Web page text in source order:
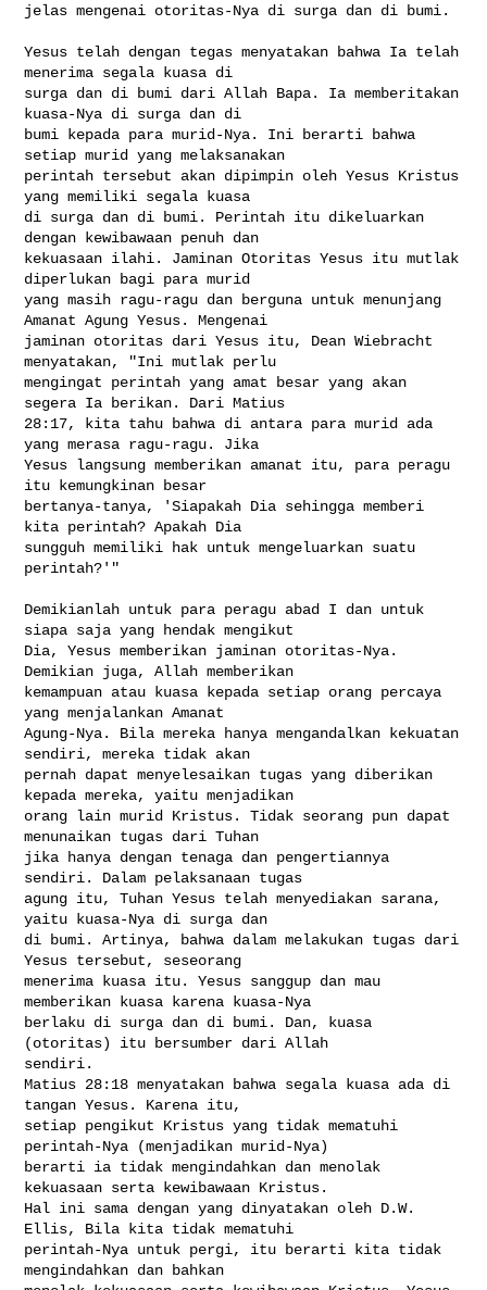
jelas mengenai otoritas-Nya di surga dan di bumi.
Yesus telah dengan tegas menyatakan bahwa Ia telah
menerima segala kuasa di
surga dan di bumi dari Allah Bapa. Ia memberitakan
kuasa-Nya di surga dan di
bumi kepada para murid-Nya. Ini berarti bahwa
setiap murid yang melaksanakan
perintah tersebut akan dipimpin oleh Yesus Kristus
yang memiliki segala kuasa
di surga dan di bumi. Perintah itu dikeluarkan
dengan kewibawaan penuh dan
kekuasaan ilahi. Jaminan Otoritas Yesus itu mutlak
diperlukan bagi para murid
yang masih ragu-ragu dan berguna untuk menunjang
Amanat Agung Yesus. Mengenai
jaminan otoritas dari Yesus itu, Dean Wiebracht
menyatakan, "Ini mutlak perlu
mengingat perintah yang amat besar yang akan
segera Ia berikan. Dari Matius
28:17, kita tahu bahwa di antara para murid ada
yang merasa ragu-ragu. Jika
Yesus langsung memberikan amanat itu, para peragu
itu kemungkinan besar
bertanya-tanya, 'Siapakah Dia sehingga memberi
kita perintah? Apakah Dia
sungguh memiliki hak untuk mengeluarkan suatu
perintah?'"
Demikianlah untuk para peragu abad I dan untuk
siapa saja yang hendak mengikut
Dia, Yesus memberikan jaminan otoritas-Nya.
Demikian juga, Allah memberikan
kemampuan atau kuasa kepada setiap orang percaya
yang menjalankan Amanat
Agung-Nya. Bila mereka hanya mengandalkan kekuatan
sendiri, mereka tidak akan
pernah dapat menyelesaikan tugas yang diberikan
kepada mereka, yaitu menjadikan
orang lain murid Kristus. Tidak seorang pun dapat
menunaikan tugas dari Tuhan
jika hanya dengan tenaga dan pengertiannya
sendiri. Dalam pelaksanaan tugas
agung itu, Tuhan Yesus telah menyediakan sarana,
yaitu kuasa-Nya di surga dan
di bumi. Artinya, bahwa dalam melakukan tugas dari
Yesus tersebut, seseorang
menerima kuasa itu. Yesus sanggup dan mau
memberikan kuasa karena kuasa-Nya
berlaku di surga dan di bumi. Dan, kuasa
(otoritas) itu bersumber dari Allah
sendiri.
Matius 28:18 menyatakan bahwa segala kuasa ada di
tangan Yesus. Karena itu,
setiap pengikut Kristus yang tidak mematuhi
perintah-Nya (menjadikan murid-Nya)
berarti ia tidak mengindahkan dan menolak
kekuasaan serta kewibawaan Kristus.
Hal ini sama dengan yang dinyatakan oleh D.W.
Ellis, Bila kita tidak mematuhi
perintah-Nya untuk pergi, itu berarti kita tidak
mengindahkan dan bahkan